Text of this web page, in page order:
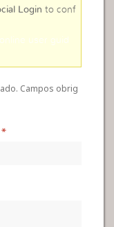
Login to conf
online user guid
Campos obrig
*